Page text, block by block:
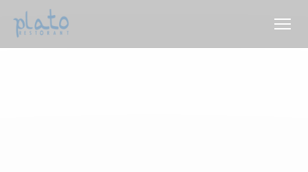
Personnalisation de vos choix en matière de cookies